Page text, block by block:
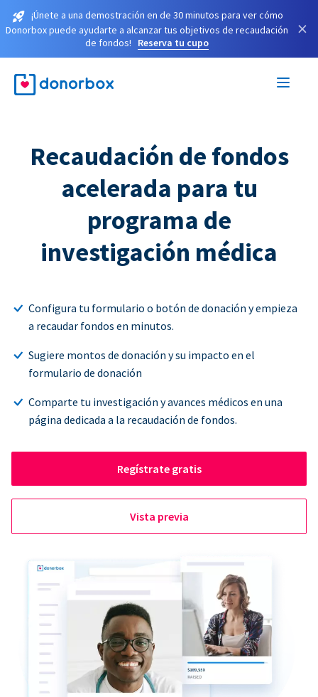
¡Únete a una demostración en de 30 minutos para ver cómo
Donorbox puede ayudarte a alcanzar tus objetivos de recaudación
de fondos!
Reserva tu cupo
×
Recaudación de fondos
acelerada para tu
programa de
investigación médica
Configura tu formulario o botón de donación y empieza
a recaudar fondos en minutos.
Sugiere montos de donación y su impacto en el
formulario de donación
Comparte tu investigación y avances médicos en una
página dedicada a la recaudación de fondos.
Regístrate gratis
Vista previa